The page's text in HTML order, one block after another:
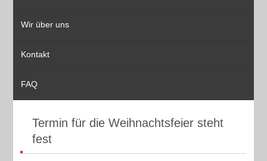
Wir über uns
Kontakt
FAQ
Termin für die Weihnachtsfeier steht
fest